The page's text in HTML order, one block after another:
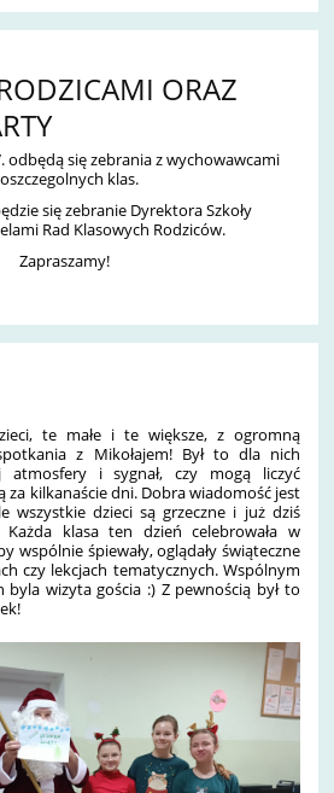
ORAZ
odbędą się zebrania z wychowawcami
klas.
się zebranie Dyrektora Szkoły
Rad Klasowych Rodziców.
Zapraszamy!
te małe i te większe, z ogromną
z Mikołajem! Był to dla nich
atmosfery i sygnał, czy mogą liczyć
za kilkanaście dni. Dobra wiadomość jest
wszystkie dzieci są grzeczne i już dziś
klasa ten dzień celebrowała w
wspólnie śpiewały, oglądały świąteczne
czy lekcjach tematycznych. Wspólnym
wizyta gościa :) Z pewnością był to